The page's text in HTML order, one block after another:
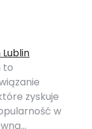
to
zyskuje
w